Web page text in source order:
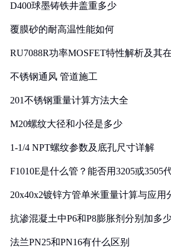
D400球墨铸铁井盖重多少
覆膜砂的耐高温性能如何
RU7088R功率MOSFET特性解析及其
不锈钢通风 管道施工
201不锈钢重量计算方法大全
M20螺纹大径和小径是多少
1-1/4 NPT螺纹参数及底孔尺寸详解
F1010E是什么管？能否用3205或3505
20x40x2镀锌方管单米重量计算与应用
抗渗混凝土中P6和P8膨胀剂分别加多
法兰PN25和PN16有什么区别